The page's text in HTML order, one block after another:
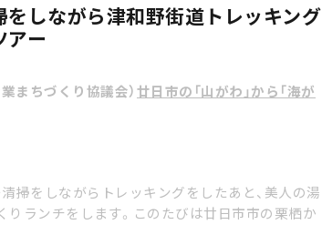
しながら津和野街道トレッキング
アー
まちづくり協議会）廿日市の「山がわ」から「海が
清掃をしながらトレッキングをしたあと、美人の湯
りランチをします。このたびは廿日市市の栗栖か